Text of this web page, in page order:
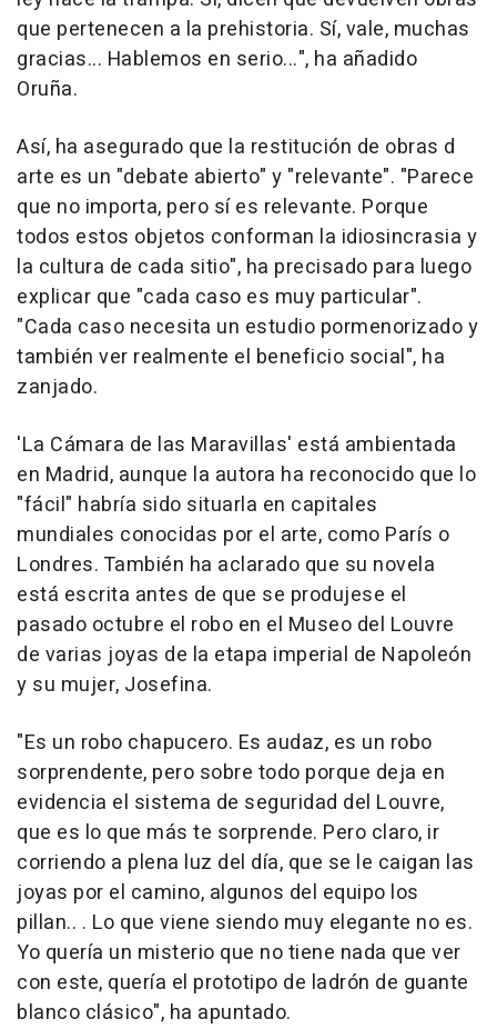
que pertenecen a la prehistoria. Sí, vale, muchas
gracias... Hablemos en serio...", ha añadido
Oruña.
Así, ha asegurado que la restitución de obras d
arte es un "debate abierto" y "relevante". "Parece
que no importa, pero sí es relevante. Porque
todos estos objetos conforman la idiosincrasia y
la cultura de cada sitio", ha precisado para luego
explicar que "cada caso es muy particular".
"Cada caso necesita un estudio pormenorizado y
también ver realmente el beneficio social", ha
zanjado.
'La Cámara de las Maravillas' está ambientada
en Madrid, aunque la autora ha reconocido que lo
"fácil" habría sido situarla en capitales
mundiales conocidas por el arte, como París o
Londres. También ha aclarado que su novela
está escrita antes de que se produjese el
pasado octubre el robo en el Museo del Louvre
de varias joyas de la etapa imperial de Napoleón
y su mujer, Josefina.
"Es un robo chapucero. Es audaz, es un robo
sorprendente, pero sobre todo porque deja en
evidencia el sistema de seguridad del Louvre,
que es lo que más te sorprende. Pero claro, ir
corriendo a plena luz del día, que se le caigan las
joyas por el camino, algunos del equipo los
pillan.. . Lo que viene siendo muy elegante no es.
Yo quería un misterio que no tiene nada que ver
con este, quería el prototipo de ladrón de guante
blanco clásico", ha apuntado.